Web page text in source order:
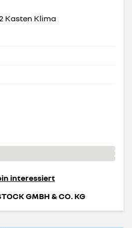
Kasten Klima
interessiert
GMBH & CO. KG